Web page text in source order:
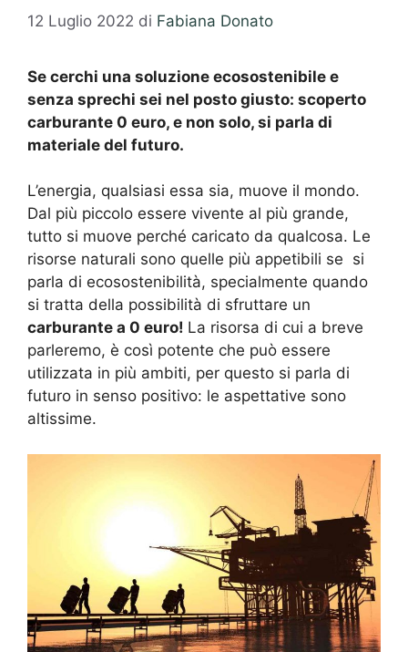
12 Luglio 2022 di Fabiana Donato
Se cerchi una soluzione ecosostenibile e
senza sprechi sei nel posto giusto: scoperto
carburante 0 euro, e non solo, si parla di
materiale del futuro.
L’energia, qualsiasi essa sia, muove il mondo.
Dal più piccolo essere vivente al più grande,
tutto si muove perché caricato da qualcosa. Le
risorse naturali sono quelle più appetibili se si
parla di ecosostenibilità, specialmente quando
si tratta della possibilità di sfruttare un
carburante a 0 euro! La risorsa di cui a breve
parleremo, è così potente che può essere
utilizzata in più ambiti, per questo si parla di
futuro in senso positivo: le aspettative sono
altissime.